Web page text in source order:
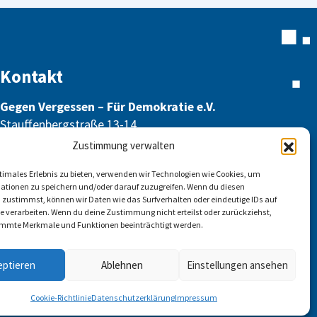
Zustimmung verwalten
Erlebnis zu bieten, verwenden wir Technologien wie Cookies, um
zu speichern und/oder darauf zuzugreifen. Wenn du diesen
zustimmst, können wir Daten wie das Surfverhalten oder eindeutige IDs auf
verarbeiten. Wenn du deine Zustimmung nicht erteilst oder zurückziehst,
Merkmale und Funktionen beeinträchtigt werden.
Ablehnen Einstellungen ansehen
Cookie-RichtlinieDatenschutzerklärungImpressum
Kontakt
Gegen Vergessen – Für Demokratie e.V.
Stauffenbergstraße 13-14
info@gegen-vergessen.de
Kontakt
Folgen Sie uns auf: